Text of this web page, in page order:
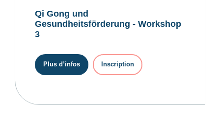
Qi Gong und
Gesundheitsförderung - Workshop
3
Plus d’infos Inscription